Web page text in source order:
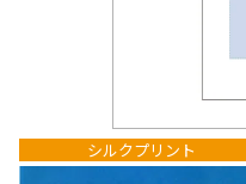
シルクプリント